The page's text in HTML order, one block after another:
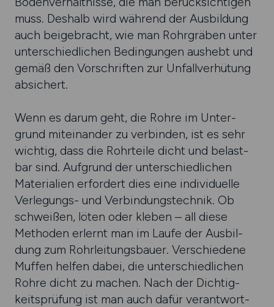
muss. Des­halb wird während der Aus­bildung
auch beige­bracht, wie man Rohr­gräben unter
unter­schied­lichen Bedin­gungen aushebt und
gemäß den Vor­schrif­ten zur Unfall­ver­hütung
ab­sichert.
Wenn es darum geht, die Rohre im Unter­
grund mitein­ander zu ver­binden, ist es sehr
wichtig, dass die Rohr­teile dicht und belast­
bar sind. Auf­grund der unter­schied­lichen
Materia­lien erfor­dert dies eine indivi­duelle
Ver­legungs- und Ver­bindungs­technik. Ob
schweißen, löten oder kleben – all diese
Metho­den erlernt man im Laufe der Ausbil­
dung zum Rohr­leitungs­bauer. Verschie­dene
Muffen helfen dabei, die unter­schied­lichen
Rohre dicht zu machen. Nach der Dichtig­
keits­prüfung ist man auch dafür verant­wort­